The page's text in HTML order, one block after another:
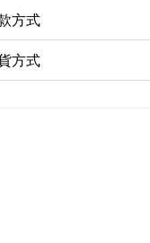
方式
方式